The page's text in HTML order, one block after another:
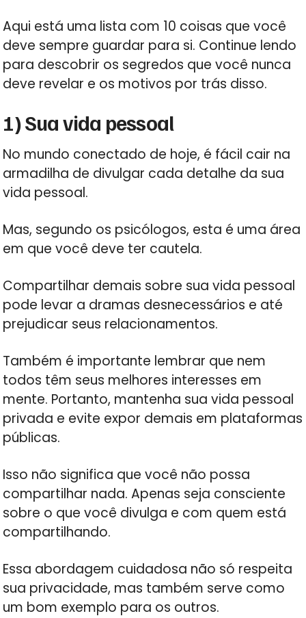
Aqui está uma lista com 10 coisas que você
deve sempre guardar para si. Continue lendo
para descobrir os segredos que você nunca
deve revelar e os motivos por trás disso.
1) Sua vida pessoal
No mundo conectado de hoje, é fácil cair na
armadilha de divulgar cada detalhe da sua
vida pessoal.
Mas, segundo os psicólogos, esta é uma área
em que você deve ter cautela.
Compartilhar demais sobre sua vida pessoal
pode levar a dramas desnecessários e até
prejudicar seus relacionamentos.
Também é importante lembrar que nem
todos têm seus melhores interesses em
mente. Portanto, mantenha sua vida pessoal
privada e evite expor demais em plataformas
públicas.
Isso não significa que você não possa
compartilhar nada. Apenas seja consciente
sobre o que você divulga e com quem está
compartilhando.
Essa abordagem cuidadosa não só respeita
sua privacidade, mas também serve como
um bom exemplo para os outros.